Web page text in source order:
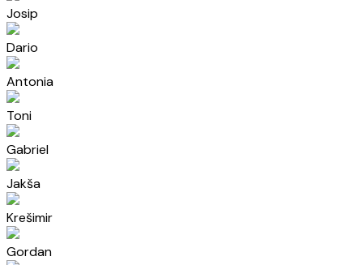
Josip
Dario
Antonia
Toni
Gabriel
Jakša
Krešimir
Gordan